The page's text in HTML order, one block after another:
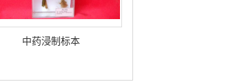
中药浸制标本